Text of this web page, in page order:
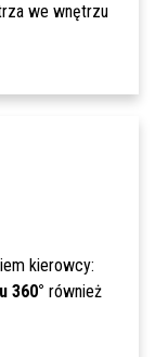
we wnętrzu
kierowcy:
360° również